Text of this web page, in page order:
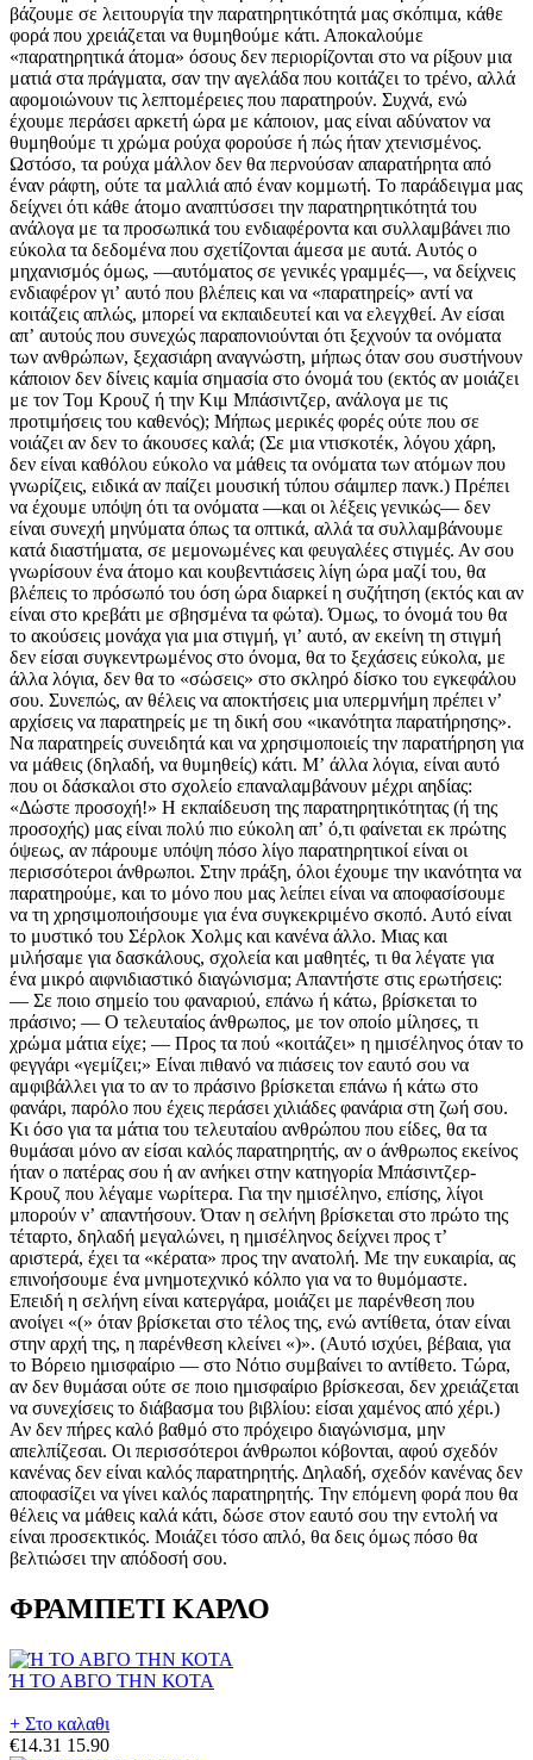
βάζουμε σε λειτουργία την παρατηρητικότητά μας σκόπιμα, κάθε
φορά που χρειάζεται να θυμηθούμε κάτι. Αποκαλούμε
«παρατηρητικά άτομα» όσους δεν περιορίζονται στο να ρίξουν μια
ματιά στα πράγματα, σαν την αγελάδα που κοιτάζει το τρένο, αλλά
αφομοιώνουν τις λεπτομέρειες που παρατηρούν. Συχνά, ενώ
έχουμε περάσει αρκετή ώρα με κάποιον, μας είναι αδύνατον να
θυμηθούμε τι χρώμα ρούχα φορούσε ή πώς ήταν χτενισμένος.
Ωστόσο, τα ρούχα μάλλον δεν θα περνούσαν απαρατήρητα από
έναν ράφτη, ούτε τα μαλλιά από έναν κομμωτή. Το παράδειγμα μας
δείχνει ότι κάθε άτομο αναπτύσσει την παρατηρητικότητά του
ανάλογα με τα προσωπικά του ενδιαφέροντα και συλλαμβάνει πιο
εύκολα τα δεδομένα που σχετίζονται άμεσα με αυτά. Αυτός ο
μηχανισμός όμως, —αυτόματος σε γενικές γραμμές—, να δείχνεις
ενδιαφέρον γιʼ αυτό που βλέπεις και να «παρατηρείς» αντί να
κοιτάζεις απλώς, μπορεί να εκπαιδευτεί και να ελεγχθεί. Αν είσαι
απʼ αυτούς που συνεχώς παραπονιούνται ότι ξεχνούν τα ονόματα
των ανθρώπων, ξεχασιάρη αναγνώστη, μήπως όταν σου συστήνουν
κάποιον δεν δίνεις καμία σημασία στο όνομά του (εκτός αν μοιάζει
με τον Τομ Κρουζ ή την Κιμ Μπάσιντζερ, ανάλογα με τις
προτιμήσεις του καθενός); Μήπως μερικές φορές ούτε που σε
νοιάζει αν δεν το άκουσες καλά; (Σε μια ντισκοτέκ, λόγου χάρη,
δεν είναι καθόλου εύκολο να μάθεις τα ονόματα των ατόμων που
γνωρίζεις, ειδικά αν παίζει μουσική τύπου σάιμπερ πανκ.) Πρέπει
να έχουμε υπόψη ότι τα ονόματα —και οι λέξεις γενικώς— δεν
είναι συνεχή μηνύματα όπως τα οπτικά, αλλά τα συλλαμβάνουμε
κατά διαστήματα, σε μεμονωμένες και φευγαλέες στιγμές. Αν σου
γνωρίσουν ένα άτομο και κουβεντιάσεις λίγη ώρα μαζί του, θα
βλέπεις το πρόσωπό του όση ώρα διαρκεί η συζήτηση (εκτός και αν
είναι στο κρεβάτι με σβησμένα τα φώτα). Όμως, το όνομά του θα
το ακούσεις μονάχα για μια στιγμή, γιʼ αυτό, αν εκείνη τη στιγμή
δεν είσαι συγκεντρωμένος στο όνομα, θα το ξεχάσεις εύκολα, με
άλλα λόγια, δεν θα το «σώσεις» στο σκληρό δίσκο του εγκεφάλου
σου. Συνεπώς, αν θέλεις να αποκτήσεις μια υπερμνήμη πρέπει νʼ
αρχίσεις να παρατηρείς με τη δική σου «ικανότητα παρατήρησης».
Να παρατηρείς συνειδητά και να χρησιμοποιείς την παρατήρηση για
να μάθεις (δηλαδή, να θυμηθείς) κάτι. Μʼ άλλα λόγια, είναι αυτό
που οι δάσκαλοι στο σχολείο επαναλαμβάνουν μέχρι αηδίας:
«Δώστε προσοχή!» Η εκπαίδευση της παρατηρητικότητας (ή της
προσοχής) μας είναι πολύ πιο εύκολη απʼ ό,τι φαίνεται εκ πρώτης
όψεως, αν πάρουμε υπόψη πόσο λίγο παρατηρητικοί είναι οι
περισσότεροι άνθρωποι. Στην πράξη, όλοι έχουμε την ικανότητα να
παρατηρούμε, και το μόνο που μας λείπει είναι να αποφασίσουμε
να τη χρησιμοποιήσουμε για ένα συγκεκριμένο σκοπό. Αυτό είναι
το μυστικό του Σέρλοκ Χολμς και κανένα άλλο. Μιας και
μιλήσαμε για δασκάλους, σχολεία και μαθητές, τι θα λέγατε για
ένα μικρό αιφνιδιαστικό διαγώνισμα; Απαντήστε στις ερωτήσεις:
— Σε ποιο σημείο του φαναριού, επάνω ή κάτω, βρίσκεται το
πράσινο; — Ο τελευταίος άνθρωπος, με τον οποίο μίλησες, τι
χρώμα μάτια είχε; — Προς τα πού «κοιτάζει» η ημισέληνος όταν το
φεγγάρι «γεμίζει;» Είναι πιθανό να πιάσεις τον εαυτό σου να
αμφιβάλλει για το αν το πράσινο βρίσκεται επάνω ή κάτω στο
φανάρι, παρόλο που έχεις περάσει χιλιάδες φανάρια στη ζωή σου.
Κι όσο για τα μάτια του τελευταίου ανθρώπου που είδες, θα τα
θυμάσαι μόνο αν είσαι καλός παρατηρητής, αν ο άνθρωπος εκείνος
ήταν ο πατέρας σου ή αν ανήκει στην κατηγορία Μπάσιντζερ-
Κρουζ που λέγαμε νωρίτερα. Για την ημισέληνο, επίσης, λίγοι
μπορούν νʼ απαντήσουν. Όταν η σελήνη βρίσκεται στο πρώτο της
τέταρτο, δηλαδή μεγαλώνει, η ημισέληνος δείχνει προς τʼ
αριστερά, έχει τα «κέρατα» προς την ανατολή. Με την ευκαιρία, ας
επινοήσουμε ένα μνημοτεχνικό κόλπο για να το θυμόμαστε.
Επειδή η σελήνη είναι κατεργάρα, μοιάζει με παρένθεση που
ανοίγει «(» όταν βρίσκεται στο τέλος της, ενώ αντίθετα, όταν είναι
στην αρχή της, η παρένθεση κλείνει «)». (Αυτό ισχύει, βέβαια, για
το Βόρειο ημισφαίριο — στο Νότιο συμβαίνει το αντίθετο. Τώρα,
αν δεν θυμάσαι ούτε σε ποιο ημισφαίριο βρίσκεσαι, δεν χρειάζεται
να συνεχίσεις το διάβασμα του βιβλίου: είσαι χαμένος από χέρι.)
Αν δεν πήρες καλό βαθμό στο πρόχειρο διαγώνισμα, μην
απελπίζεσαι. Οι περισσότεροι άνθρωποι κόβονται, αφού σχεδόν
κανένας δεν είναι καλός παρατηρητής. Δηλαδή, σχεδόν κανένας δεν
αποφασίζει να γίνει καλός παρατηρητής. Την επόμενη φορά που θα
θέλεις να μάθεις καλά κάτι, δώσε στον εαυτό σου την εντολή να
είναι προσεκτικός. Μοιάζει τόσο απλό, θα δεις όμως πόσο θα
βελτιώσει την απόδοσή σου.
ΦΡΑΜΠΕΤΙ ΚΑΡΛΟ
Ή ΤΟ ΑΒΓΟ ΤΗΝ ΚΟΤΑ
+ Στο καλαθι
€14.31 15.90